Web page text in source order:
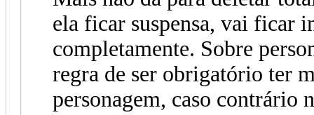
ela ficar suspensa, vai ficar
completamente. Sobre
regra de ser obrigatório ter
personagem, caso contrário